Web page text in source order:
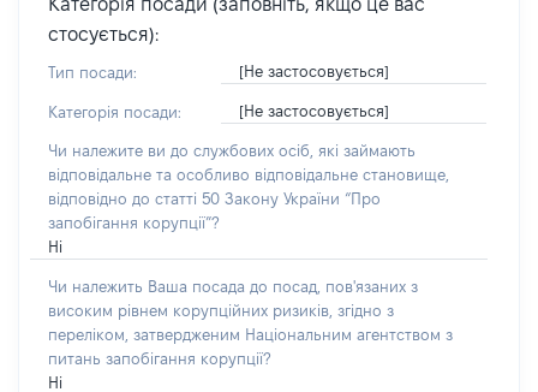
Категорія посади (заповніть, якщо це вас
стосується):
Тип посади: [Не застосовується]
Категорія посади: [Не застосовується]
Чи належите ви до службових осіб, які займають
відповідальне та особливо відповідальне становище,
відповідно до статті 50 Закону України “Про
запобігання корупції”?
Ні
Чи належить Ваша посада до посад, пов'язаних з
високим рівнем корупційних ризиків, згідно з
переліком, затвердженим Національним агентством з
питань запобігання корупції?
Ні